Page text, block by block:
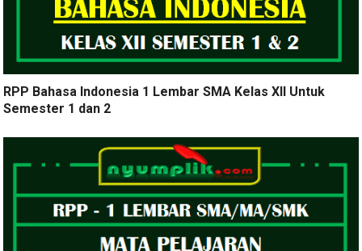
RPP Bahasa Indonesia 1 Lembar SMA Kelas XII Untuk
Semester 1 dan 2